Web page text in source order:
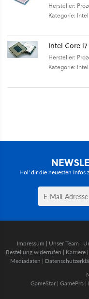
Hersteller:
Kategorie: Intel
Intel Core i7
Hersteller:
Kategorie: Intel
Hol' dir die neuesten Infos
Impressum | Unser Team |
Bestellung widerrufen | Karriere |
Mediadaten |
GameStar| GamePro |